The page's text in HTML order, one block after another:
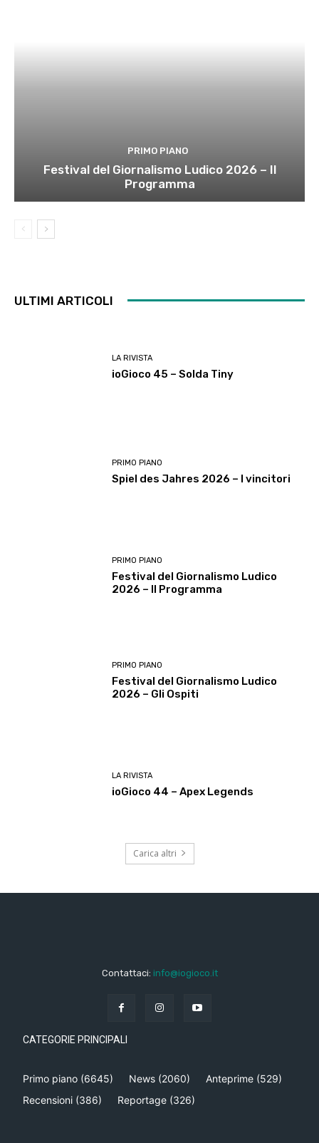
PRIMO PIANO
Festival del Giornalismo Ludico 2026 – Il
Programma
ULTIMI ARTICOLI
LA RIVISTA
ioGioco 45 – Solda Tiny
PRIMO PIANO
Spiel des Jahres 2026 – I vincitori
PRIMO PIANO
Festival del Giornalismo Ludico
2026 – Il Programma
PRIMO PIANO
Festival del Giornalismo Ludico
2026 – Gli Ospiti
LA RIVISTA
ioGioco 44 – Apex Legends
Carica altri
Contattaci: info@iogioco.it
CATEGORIE PRINCIPALI
Primo piano (6645) News (2060) Anteprime (529)
Recensioni (386) Reportage (326)